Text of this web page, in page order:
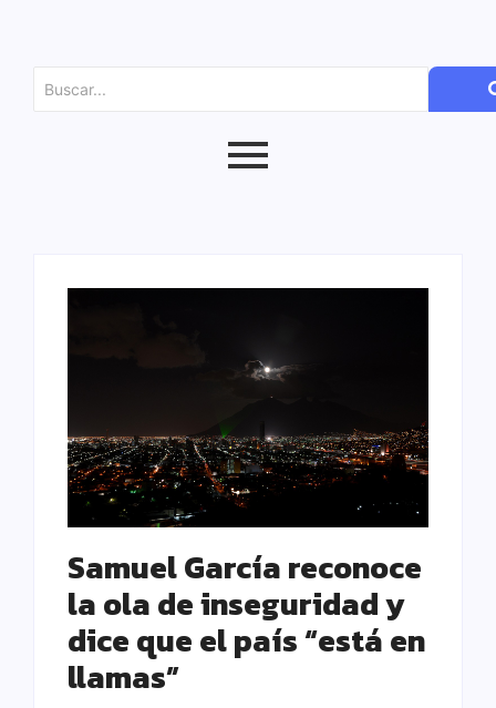
Samuel García reconoce
la ola de inseguridad y
dice que el país “está en
llamas”